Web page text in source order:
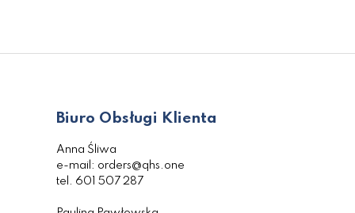
Biuro Obsługi Klienta
Anna Śliwa
e-mail: orders@qhs.one
tel. 601 507 287